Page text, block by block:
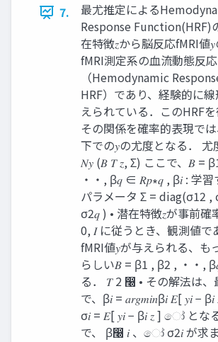
7.
最尤推定による
Response Function(HRF)
在特徴𝑧から脳反応fMRI値𝑦
fMRI測定系の血流動態反
（Hemodynamic
HRF）であり、経験的に
えられている．このHRF
その関係を確率的表現で
下での𝑦の尤度となる． 尤
𝑁𝑦 (𝐵 𝑇 𝑧, Σ) ここで、𝐵 =
・・, β𝑞 ∈ 𝑅𝑝∗𝑞 , β𝑖 : 学
パラメータ Σ = diag(σ12 ,
σ2𝑞 ) • 潜在特徴𝑧が事前確
0, 𝐼 に従うとき、観測値で
fMRI値𝑦が与えられる、も
らしい𝐵 = β1 , β2 , ・・,
る． 𝑇 2 ෠ • その解法は、
で、β𝑖 = 𝑎𝑟𝑔𝑚𝑖𝑛β𝑖 𝐸[ 𝑦𝑖 −
σ𝑖 = 𝐸[ 𝑦𝑖 − β𝑖 𝑧 ] ෝ とな
で、 β෠ 𝑖 、ෝ σ2𝑖 が求